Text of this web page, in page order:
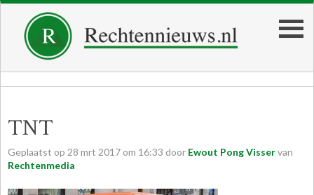
TNT
Geplaatst op 28 mrt 2017 om 16:33 door Ewout Pong Visservan
Rechtenmedia